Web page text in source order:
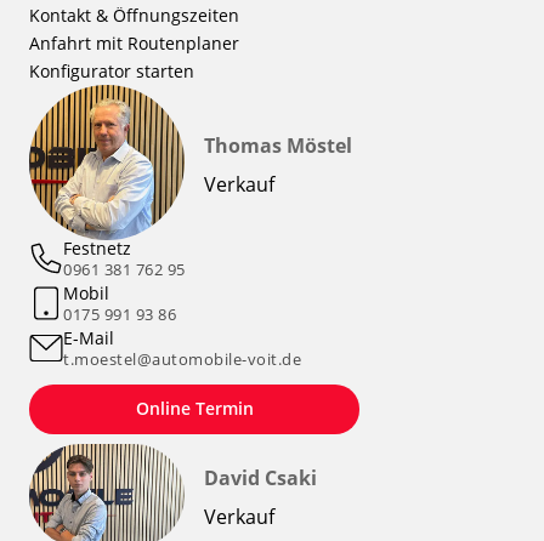
Kontakt & Öffnungszeiten
Anfahrt mit Routenplaner
Konfigurator starten
Thomas Möstel
Verkauf
Festnetz
0961 381 762 95
Mobil
0175 991 93 86
E-Mail
t.moestel@automobile-voit.de
Online Termin
David Csaki
Verkauf